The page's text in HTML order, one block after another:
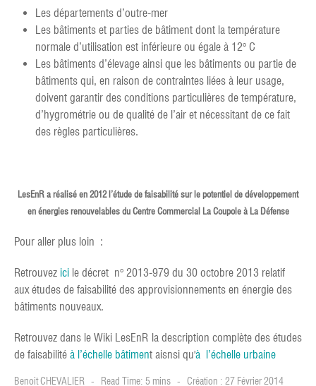
Les départements d’outre-mer
Les bâtiments et parties de bâtiment dont la température
normale d’utilisation est inférieure ou égale à 12° C
Les bâtiments d’élevage ainsi que les bâtiments ou partie de
bâtiments qui, en raison de contraintes liées à leur usage,
doivent garantir des conditions particulières de température,
d’hygrométrie ou de qualité de l’air et nécessitant de ce fait
des règles particulières.
LesEnR a réalisé en 2012 l’étude de faisabilité sur le potentiel de développement
en énergies renouvelables du Centre Commercial La Coupole à La Défense
Pour aller plus loin :
Retrouvez ici le décret n° 2013-979 du 30 octobre 2013 relatif
aux études de faisabilité des approvisionnements en énergie des
bâtiments nouveaux.
Retrouvez dans le Wiki LesEnR la description complète des études
de faisabilité à l’échelle bâtiment aisnsi qu'à l’échelle urbaine
Benoit CHEVALIER Read Time: 5 mins Création : 27 Février 2014